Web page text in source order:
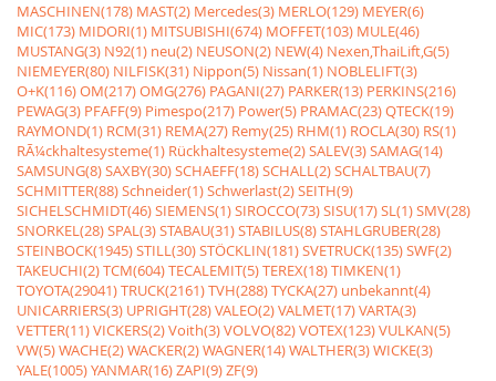
MASCHINEN(178) MAST(2) Mercedes(3) MERLO(129) MEYER(6)
MIC(173) MIDORI(1) MITSUBISHI(674) MOFFET(103) MULE(46)
MUSTANG(3) N92(1) neu(2) NEUSON(2) NEW(4) Nexen,ThaiLift,G(5)
NIEMEYER(80) NILFISK(31) Nippon(5) Nissan(1) NOBLELIFT(3)
O+K(116)OM(217)OMG(276) PAGANI(27) PARKER(13) PERKINS(216)
PEWAG(3) PFAFF(9) Pimespo(217) Power(5) PRAMAC(23)QTECK(19)
RAYMOND(1) RCM(31) REMA(27) Remy(25) RHM(1) ROCLA(30) RS(1)
RÃ¼ckhaltesysteme(1) Rückhaltesysteme(2)SALEV(3)SAMAG(14)
SAMSUNG(8)SAXBY(30)SCHAEFF(18)SCHALL(2)SCHALTBAU(7)
SCHMITTER(88)Schneider(1)Schwerlast(2)SEITH(9)
SICHELSCHMIDT(46)SIEMENS(1)SIROCCO(73)SISU(17)SL(1)SMV(28)
SNORKEL(28)SPAL(3)STABAU(31)STABILUS(8)STAHLGRUBER(28)
STEINBOCK(1945)STILL(30)STÖCKLIN(181)SVETRUCK(135)SWF(2)
TAKEUCHI(2)TCM(604)TECALEMIT(5)TEREX(18)TIMKEN(1)
TOYOTA(29041)TRUCK(2161)TVH(288)TYCKA(27) unbekannt(4)
UNICARRIERS(3) UPRIGHT(28)VALEO(2)VALMET(17)VARTA(3)
VETTER(11)VICKERS(2)Voith(3)VOLVO(82)VOTEX(123)VULKAN(5)
VW(5)WACHE(2)WACKER(2)WAGNER(14)WALTHER(3)WICKE(3)
YALE(1005)YANMAR(16)ZAPI(9)ZF(9)